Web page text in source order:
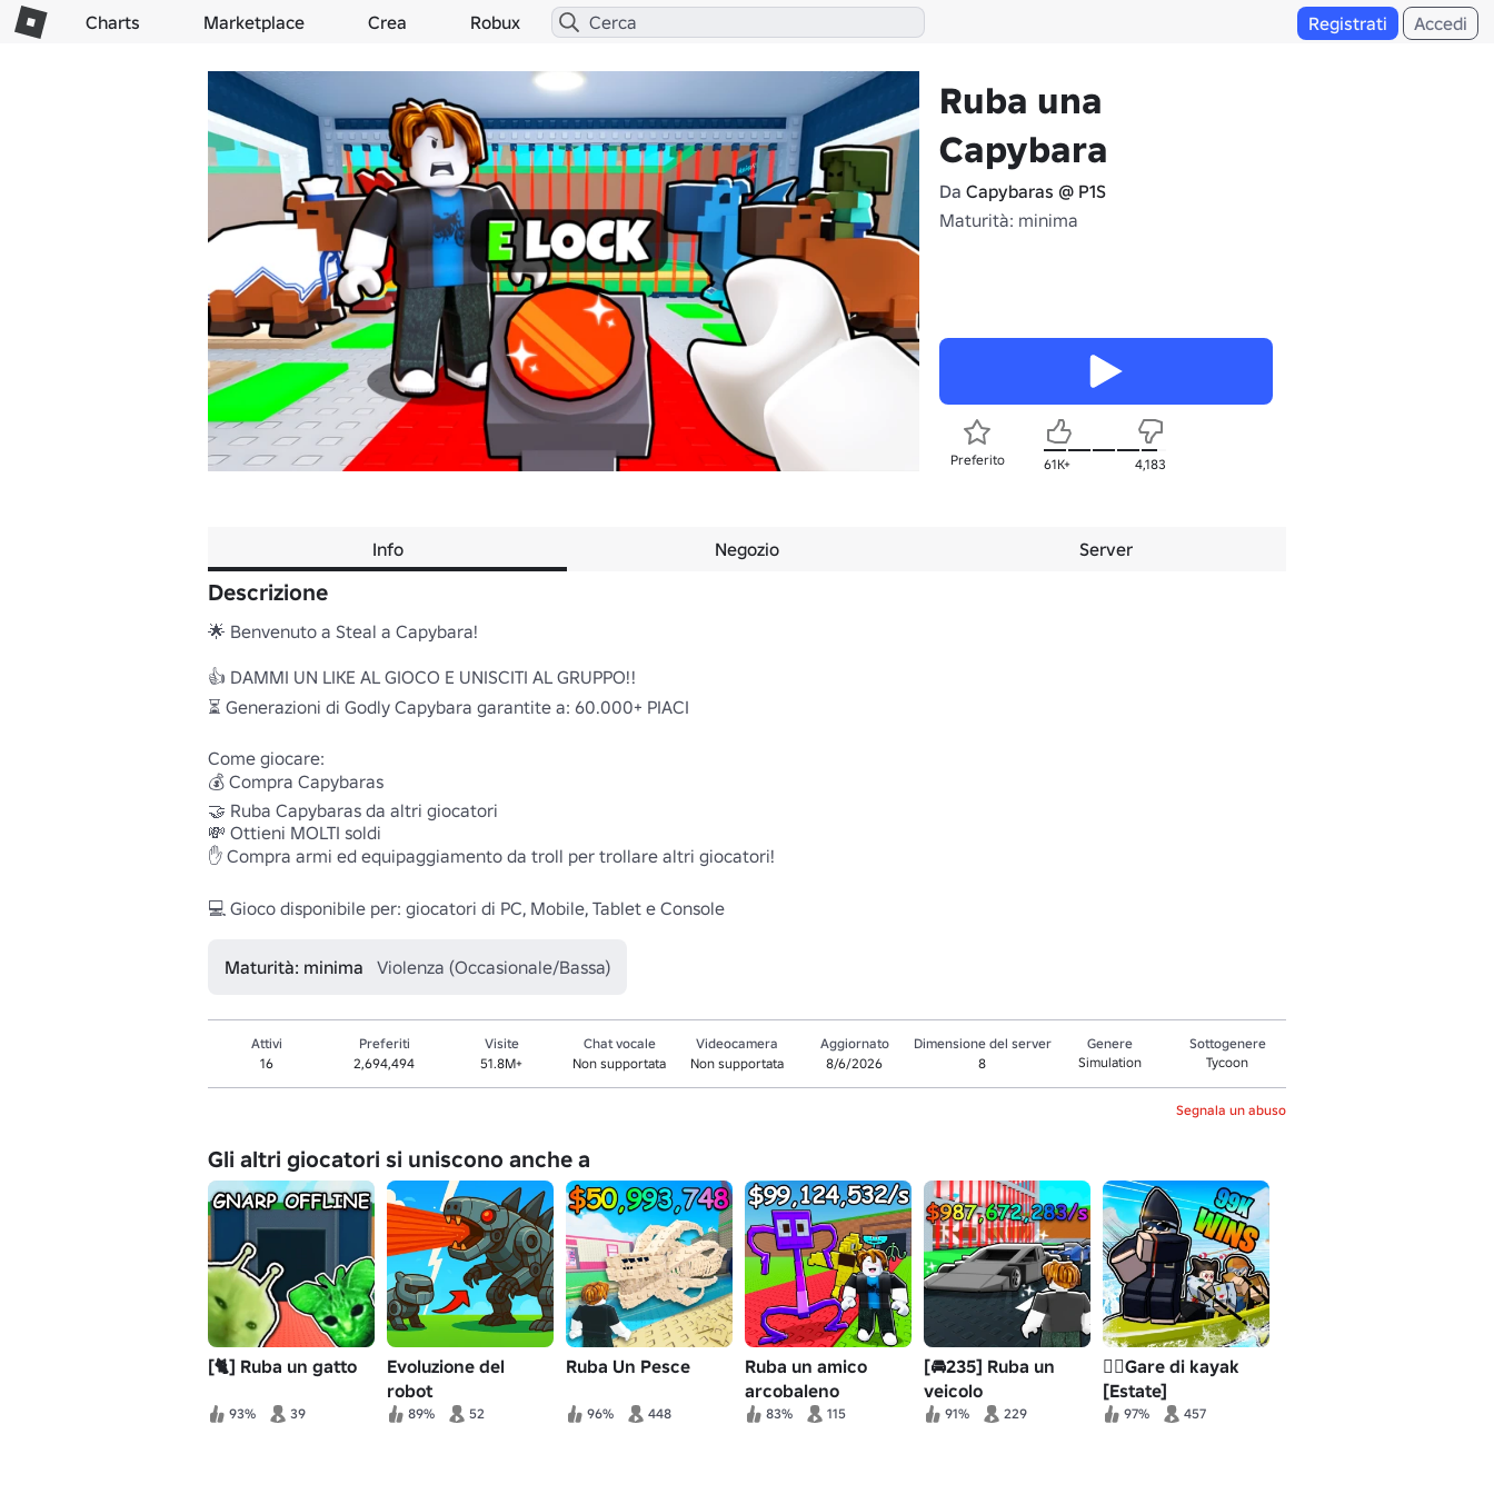
Charts Marketplace Crea Robux Registrati Accedi
Ruba una
Capybara
Da Capybaras @ P1S
Maturità: minima
Preferito 61K+ 4,183
Info Negozio Server
Descrizione
🌟 Benvenuto a Steal a Capybara!
👍 DAMMI UN LIKE AL GIOCO E UNISCITI AL GRUPPO!!
⏳ Generazioni di Godly Capybara garantite a: 60.000+ PIACI
Come giocare:
💰 Compra Capybaras
🤝 Ruba Capybaras da altri giocatori
💸 Ottieni MOLTI soldi
✋ Compra armi ed equipaggiamento da troll per trollare altri giocatori!
💻 Gioco disponibile per: giocatori di PC, Mobile, Tablet e Console
Maturità: minima Violenza (Occasionale/Bassa)
Attivi
16
Preferiti
2,694,494
Visite
51.8M+
Chat vocale
Non supportata
Videocamera
Non supportata
Aggiornato
8/6/2026
Dimensione del server
8
Genere
Simulation
Sottogenere
Tycoon
Segnala un abuso
Gli altri giocatori si uniscono anche a
[🐈] Ruba un gatto
93% 39
Evoluzione del
robot
89% 52
Ruba Un Pesce
96% 448
Ruba un amico
arcobaleno
83% 115
[🚘235] Ruba un
veicolo
91% 229
🚣‍♂️Gare di kayak
[Estate]
97% 457